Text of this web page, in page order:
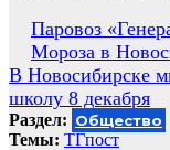
Навигация
по
записям
Паровоз
Мороза в
В Новосибирске
школу 8 декабря
Раздел: Общество
Темы: ТГпост